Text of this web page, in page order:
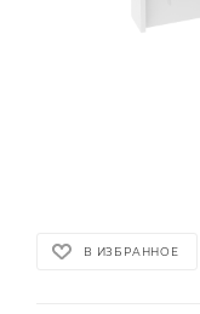
В ИЗБРАННОЕ